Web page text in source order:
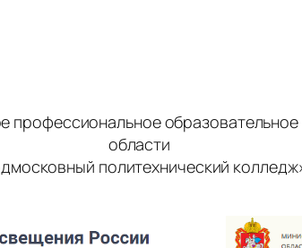
профессиональное
области
политехнический